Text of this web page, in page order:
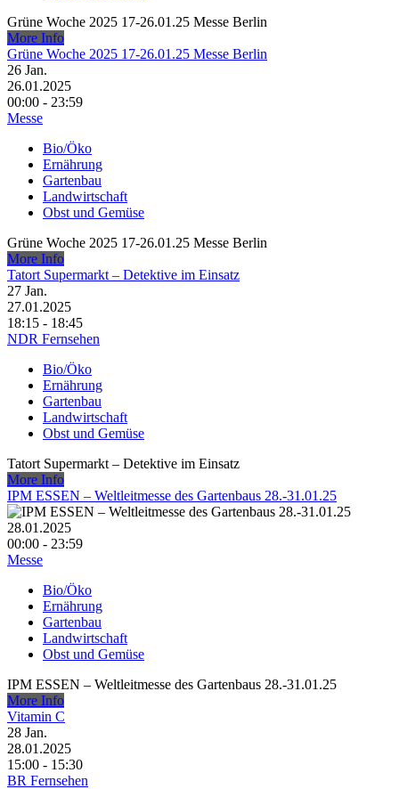
Grüne Woche 2025 17-26.01.25 Messe Berlin
More Info
Grüne Woche 2025 17-26.01.25 Messe Berlin
26 Jan.
26.01.2025
00:00 - 23:59
Messe
Bio/Öko
Ernährung
Gartenbau
Landwirtschaft
Obst und Gemüse
Grüne Woche 2025 17-26.01.25 Messe Berlin
More Info
Tatort Supermarkt – Detektive im Einsatz
27 Jan.
27.01.2025
18:15 - 18:45
NDR Fernsehen
Bio/Öko
Ernährung
Gartenbau
Landwirtschaft
Obst und Gemüse
Tatort Supermarkt – Detektive im Einsatz
More Info
IPM ESSEN – Weltleitmesse des Gartenbaus 28.-31.01.25
28.01.2025
00:00 - 23:59
Messe
Bio/Öko
Ernährung
Gartenbau
Landwirtschaft
Obst und Gemüse
IPM ESSEN – Weltleitmesse des Gartenbaus 28.-31.01.25
More Info
Vitamin C
28 Jan.
28.01.2025
15:00 - 15:30
BR Fernsehen